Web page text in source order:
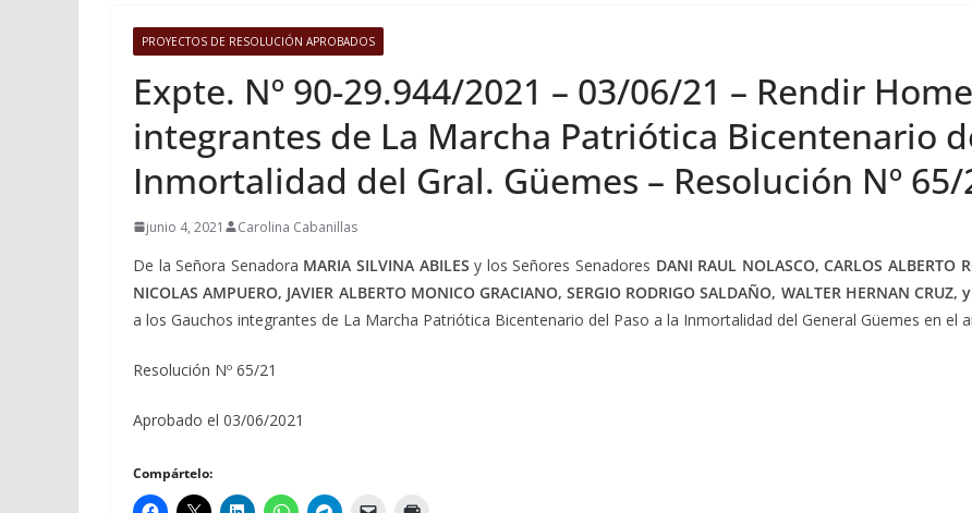
PROYECTOS DE RESOLUCIÓN APROBADOS
Expte. Nº 90-29.944/2021 – 03/06/21 – Rendir
integrantes de La Marcha Patriótica Bicentenario
Inmortalidad del Gral. Güemes – Resolución Nº 65/
junio 4, 2021 Carolina Cabanillas
De la Señora Senadora MARIA SILVINA ABILES y los Señores Senadores DANI RAUL NOLASCO, CARLOS ALBERTO
NICOLAS AMPUERO, JAVIER ALBERTO MONICO GRACIANO, SERGIO RODRIGO SALDAÑO, WALTER HERNAN CRUZ,
a los Gauchos integrantes de La Marcha Patriótica Bicentenario del Paso a la Inmortalidad del General Güemes en el
Resolución Nº 65/21
Aprobado el 03/06/2021
Compártelo: